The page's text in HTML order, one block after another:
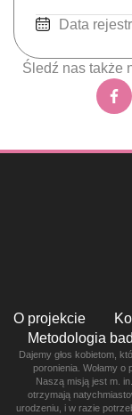
Data
Śledź nas także
O projekcie
Metodologia
Dajemy głos kobietom,
poronienia. Wołamy
Naszą misją jest m.
otrzymają
urodzeniu, i w razie